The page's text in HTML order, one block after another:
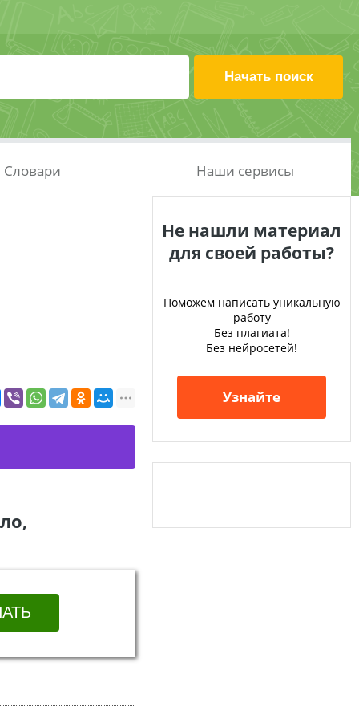
Словари Наши сервисы
Не нашли материал
для своей работы?
Поможем написать уникальную
работу
Без плагиата!
Без нейросетей!
Узнайте